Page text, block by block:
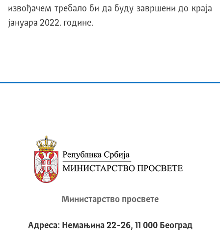
извођачем требало би да буду завршени до краја
јануара 2022. године.
Министарство просвете
Адреса: Немањина 22-26, 11 000 Београд